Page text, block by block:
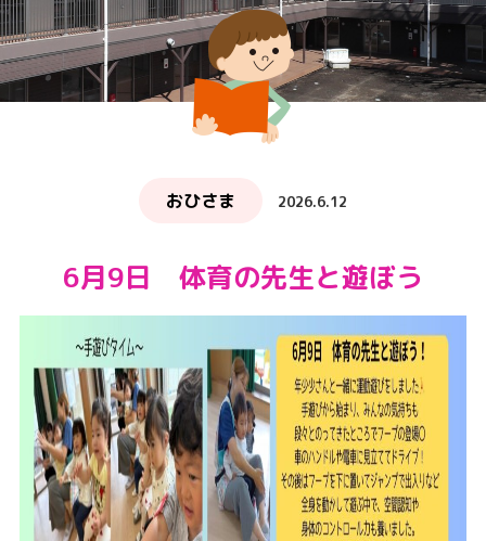
おひさま 2026.6.12
6月9日 体育の先生と遊ぼう